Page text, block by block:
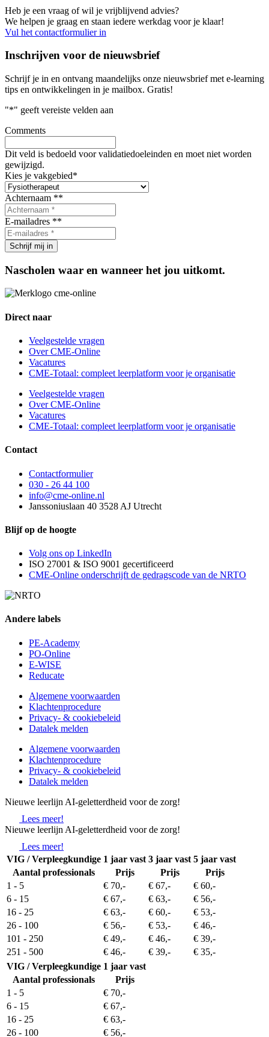
Heb je een vraag of wil je vrijblijvend advies?
We helpen je graag en staan iedere werkdag voor je klaar!
Vul het contactformulier in
Inschrijven voor de nieuwsbrief
Schrijf je in en ontvang maandelijks onze nieuwsbrief met e-learning
tips en ontwikkelingen in je mailbox. Gratis!
"*" geeft vereiste velden aan
Comments
Dit veld is bedoeld voor validatiedoeleinden en moet niet worden
gewijzigd.
Kies je vakgebied*
Achternaam **
E-mailadres **
Nascholen waar en wanneer het jou uitkomt.
Direct naar
Veelgestelde vragen
Over CME-Online
Vacatures
CME-Totaal: compleet leerplatform voor je organisatie
Veelgestelde vragen
Over CME-Online
Vacatures
CME-Totaal: compleet leerplatform voor je organisatie
Contact
Contactformulier
030 - 26 44 100
info@cme-online.nl
Janssoniuslaan 40 3528 AJ Utrecht
Blijf op de hoogte
Volg ons op LinkedIn
ISO 27001 & ISO 9001 gecertificeerd
CME-Online onderschrijft de gedragscode van de NRTO
Andere labels
PE-Academy
PO-Online
E-WISE
Reducate
Algemene voorwaarden
Klachtenprocedure
Privacy- & cookiebeleid
Datalek melden
Algemene voorwaarden
Klachtenprocedure
Privacy- & cookiebeleid
Datalek melden
Nieuwe leerlijn AI-geletterdheid voor de zorg!
Lees meer!
Nieuwe leerlijn AI-geletterdheid voor de zorg!
Lees meer!
VIG / Verpleegkundige 1 jaar vast 3 jaar vast 5 jaar vast
Aantal professionals
Prijs Prijs
Prijs
1 - 5
€ 70,- € 67,-
€ 60,-
6 - 15
€ 67,- € 63,-
€ 56,-
16 - 25
€ 63,- € 60,-
€ 53,-
26 - 100
€ 56,- € 53,-
€ 46,-
101 - 250
€ 49,- € 46,-
€ 39,-
251 - 500
€ 46,- € 39,-
€ 35,-
VIG / Verpleegkundige 1 jaar vast
Aantal professionals
Prijs
1 - 5
€ 70,-
6 - 15
€ 67,-
16 - 25
€ 63,-
26 - 100
€ 56,-